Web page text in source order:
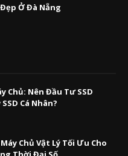
Ở Đà Nẵng
Chủ: Nên Đầu Tư SSD
Cá Nhân?
Chủ Vật Lý Tối Ưu Cho